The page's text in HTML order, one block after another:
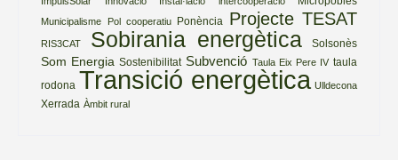
Municipalisme Pol cooperatiu Ponència Projecte TESAT
RIS3CAT Sobirania energètica Solsonès
Som Energia Sostenibilitat Subvenció Taula Eix Pere IV taula
rodona Transició energètica Ulldecona
Xerrada Àmbit rural